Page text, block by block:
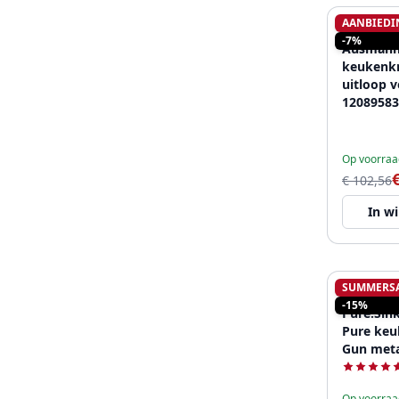
-7%
uitloop
Op
€ 102,56
In
-15%
Pure
Gun